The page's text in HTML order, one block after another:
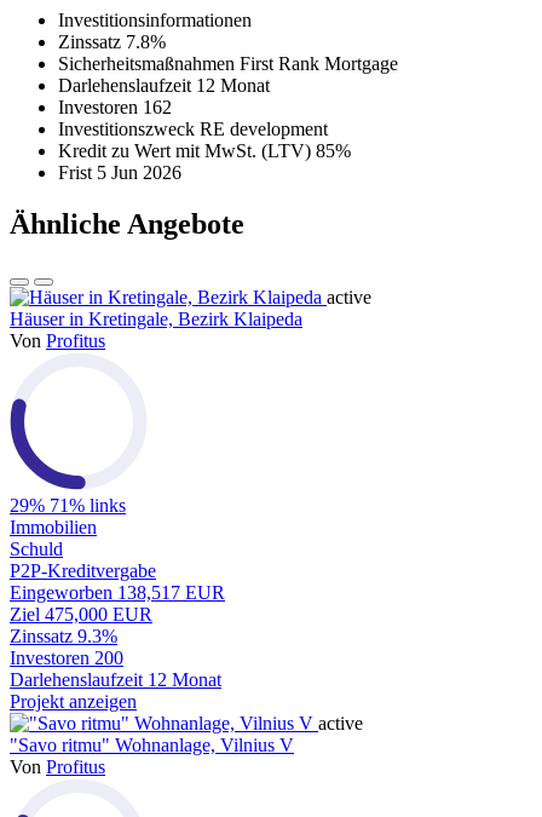
Investitionsinformationen
Zinssatz 7.8%
Sicherheitsmaßnahmen First Rank Mortgage
Darlehenslaufzeit 12 Monat
Investoren 162
Investitionszweck RE development
Kredit zu Wert mit MwSt. (LTV) 85%
Frist 5 Jun 2026
Ähnliche Angebote
active
Häuser in Kretingale, Bezirk Klaipeda
Von Profitus
29% 71% links
Immobilien
Schuld
P2P-Kreditvergabe
Eingeworben 138,517 EUR
Ziel 475,000 EUR
Zinssatz 9.3%
Investoren 200
Darlehenslaufzeit 12 Monat
Projekt anzeigen
active
"Savo ritmu" Wohnanlage, Vilnius V
Von Profitus